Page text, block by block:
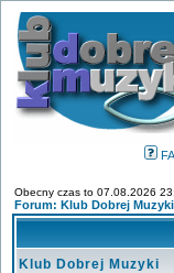
Obecny czas to 07.08.2026
Forum: Klub Dobrej
Klub Dobrej Muzyki